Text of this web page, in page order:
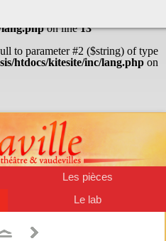
lang.phpon line13
to parameter #2 ($string) of type
htdocs/kitesite/inc/lang.php on
Les pièces
Le lab